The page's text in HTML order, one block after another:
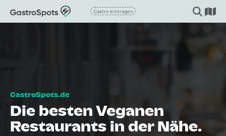
Gastro eintragen
Die besten Veganen
Restaurants in der Nähe.